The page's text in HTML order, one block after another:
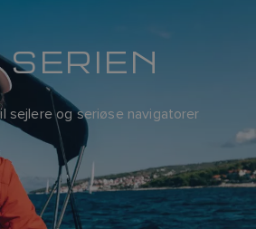
sejlere og seriøse navigatorer